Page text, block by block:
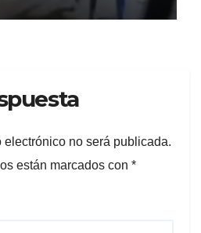
electrónico no será publicada.
están marcados con *